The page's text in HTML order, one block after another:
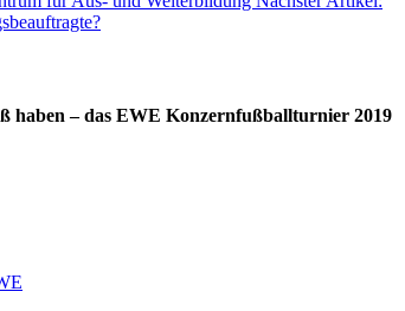
haben – das EWE Konzernfußballturnier 2019